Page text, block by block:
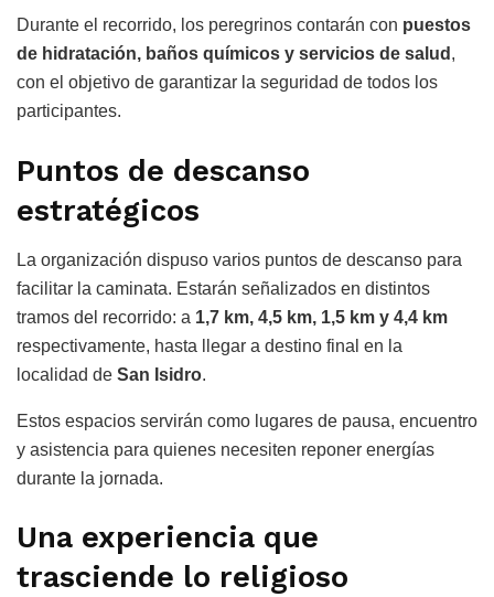
Durante el recorrido, los peregrinos contarán con puestos
de hidratación, baños químicos y servicios de salud ,
con el objetivo de garantizar la seguridad de todos los
participantes.
Puntos de descanso
estratégicos
La organización dispuso varios puntos de descanso para
facilitar la caminata. Estarán señalizados en distintos
tramos del recorrido: a 1,7 km, 4,5 km, 1,5 km y 4,4 km
respectivamente, hasta llegar a destino final en la
localidad de San Isidro.
Estos espacios servirán como lugares de pausa, encuentro
y asistencia para quienes necesiten reponer energías
durante la jornada.
Una experiencia que
trasciende lo religioso